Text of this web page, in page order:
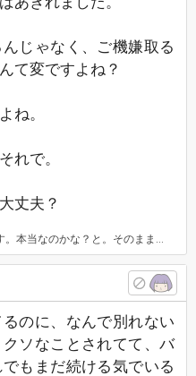
じゃなく、ご機嫌取る
て変ですよね？
ね。
れで。
丈夫？
や、それでも連絡がとれること、私と別れないことが不思議でもある、と言いました。すごく怒っていました。
のに、なんで別れない
ソなことされてて、バ
もまだ続ける気でいる